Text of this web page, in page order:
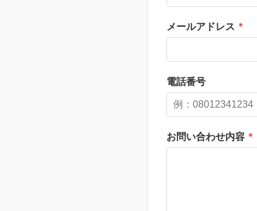
メールアドレス *
電話番号
お問い合わせ内容 *